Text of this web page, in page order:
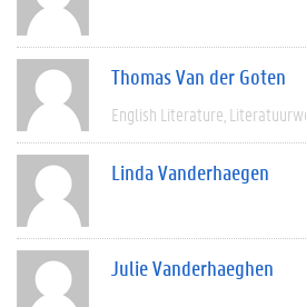
Thomas Van der Goten
English Literature
Linda Vanderhaegen
Julie Vanderhaeghen